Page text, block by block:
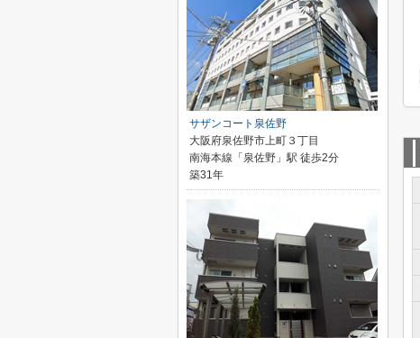
サザンコート泉佐野
大阪府泉佐野市上町３丁目
南海本線「泉佐野」駅 徒歩2分
築31年